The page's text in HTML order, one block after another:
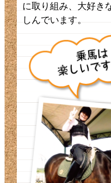
に取り組み、大好き
しんでいます。